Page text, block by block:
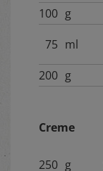
100 g
75 ml
200 g
Creme
250 g